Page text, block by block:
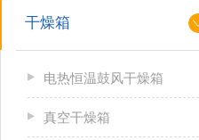
干燥箱
电热恒温鼓风干燥箱
真空干燥箱